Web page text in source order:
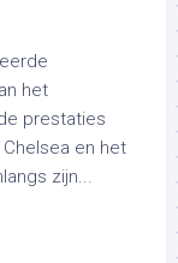
het
prestaties
en het
zijn...